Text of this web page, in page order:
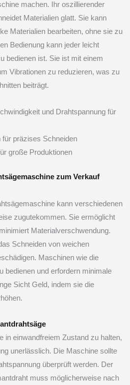
machen. Ihr oszillierender
Materialien glatt. Sie kann
Materialien bearbeiten, ohne sie zu
Bedienung kann jeder leicht
bedienen ist. Sie ist mit einem
Vibrationen zu reduzieren, was zu
beiträgt.
und Drahtspannung für
für präzises Schneiden
große Produktionen
zum Verkauf
kann verschiedenen
zugutekommen. Sie ermöglicht
Materialverschwendung.
Schneiden von weichen
Maschinen wie die
bedienen und erfordern minimale
Sicht Geld, indem sie die
in einwandfreiem Zustand zu halten,
unerlässlich. Die Maschine sollte
überprüft werden. Der
muss möglicherweise nach